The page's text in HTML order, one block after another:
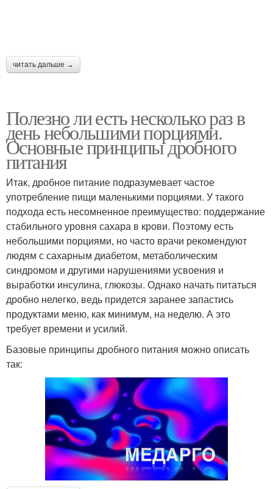
читать дальше →
Полезно ли есть несколько раз в
день небольшими порциями.
Основные принципы дробного
питания
Итак, дробное питание подразумевает частое
употребление пищи маленькими порциями. У такого
подхода есть несомненное преимущество: поддержание
стабильного уровня сахара в крови. Поэтому есть
небольшими порциями, но часто врачи рекомендуют
людям с сахарным диабетом, метаболическим
синдромом и другими нарушениями усвоения и
выработки инсулина, глюкозы. Однако начать питаться
дробно нелегко, ведь придется заранее запастись
продуктами меню, как минимум, на неделю. А это
требует времени и усилий.
Базовые принципы дробного питания можно описать
так: